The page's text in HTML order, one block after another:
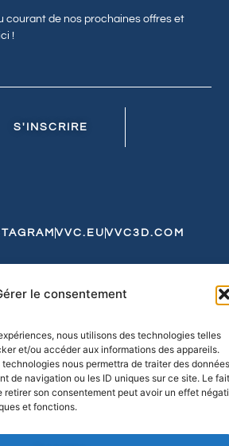
le consentement
nous utilisons des technologies telles
et/ou accéder aux informations des appareils.
nous permettra de traiter des données
de navigation ou les ID uniques sur ce site. Le fait
retirer son consentement peut avoir un effet
et fonctions.
courant de nos prochaines offres et
!
S'INSCRIRE
VVC.EU VVC3D.COM
et de CookiesExpédition et Livraison
& CO. All Rights Reserved